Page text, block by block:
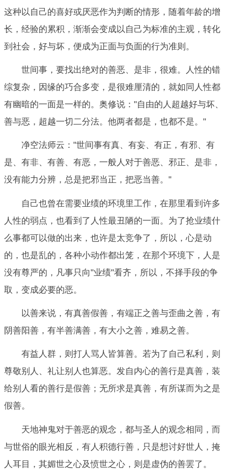
这种以自己的喜好或厌恶作为判断的情形，随着年龄的增
长，经验的累积，渐渐会变成以自己为标准的主观，转化
到社会，好与坏，便成为正面与负面的行为准则。
世间事，要找出绝对的善恶、是非，很难。人性的错
综复杂，因缘的巧合多变，是很难厘清的，就如同人性都
有幽暗的一面是一样的。奥修说："自由的人超越好与坏、
善与恶，超越一切二分法。他两者都是，也都不是。"
净空法师云："世间事有真、有妄、有正，有邪、有
是、有非、有善、有恶，一般人对于善恶、邪正、是非，
没有能力分辨，总是把邪当正，把恶当善。"
自己也曾在需要业绩的环境里工作，在那里看到许多
人性的弱点，也看到了人性最丑陋的一面。为了抢业绩什
么事都可以做的出来，也许是太竞争了，所以，心是动
的，也是乱的，各种小动作都出笼，在那个环境下，人是
没有尊严的，凡事只向"业绩"看齐，所以，不择手段的争
取，变成必要的恶。
以善来说，有真善假善，有端正之善与歪曲之善，有
阴善阳善，有半善满善，有大小之善，难易之善。
有益人群，则打人骂人皆算善。若为了自己私利，则
尊敬别人、礼让别人也算恶。发自内心的善行是真善，装
给别人看的善行是假善；无所求是真善，有所谋而为之是
假善。
天地神鬼对于善恶的观念，都与圣人的观念相同，而
与世俗的眼光相反，有人积德行善，只是想讨好世人，掩
人耳目，其媚世之心及愤世之心，则是虚伪的善罢了。